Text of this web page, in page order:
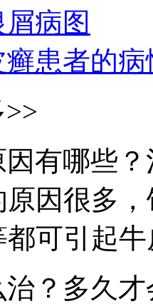
病图
患者的
有哪些
因很多
可引起
？多久